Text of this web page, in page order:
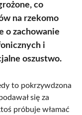
co
na rzekomo
o zachowanie
i
oszustwo.
to pokrzywdzona
się za
próbuje włamać